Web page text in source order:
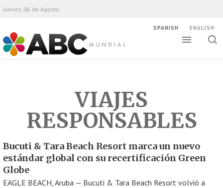
ABC Mundial
Jueves, 06 de Agosto
SPANISH ENGLISH
VIAJES
RESPONSABLES
Bucuti & Tara Beach Resort marca un nuevo
estándar global con su recertificación Green
Globe
EAGLE BEACH, Aruba — Bucuti & Tara Beach Resort volvió a